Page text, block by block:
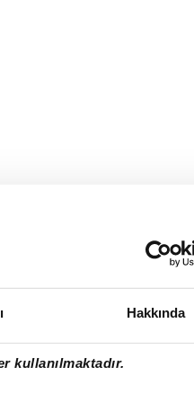
Hakkında
kullanılmaktadır.